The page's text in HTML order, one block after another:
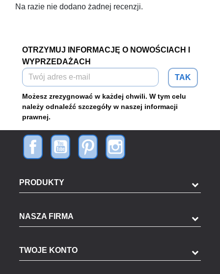
Na razie nie dodano żadnej recenzji.
OTRZYMUJ INFORMACJĘ O NOWOŚCIACH I
WYPRZEDAŻACH
TAK
Możesz zrezygnować w każdej chwili. W tym celu
należy odnaleźć szczegóły w naszej informacji
prawnej.
PRODUKTY
NASZA FIRMA
TWOJE KONTO